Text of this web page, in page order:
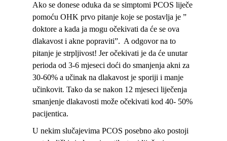
Ako se donese oduka da se simptomi PCOS liječe
pomoću OHK prvo pitanje koje se postavlja je ”
doktore a kada ja mogu očekivati da će se ova
dlakavost i akne popraviti”. A odgovor na to
pitanje je strpljivost! Jer očekivati je da će unutar
perioda od 3-6 mjeseci doći do smanjenja akni za
30-60% a učinak na dlakavost je sporiji i manje
učinkovit. Tako da se nakon 12 mjeseci liječenja
smanjenje dlakavosti može očekivati kod 40- 50%
pacijentica.
U nekim slučajevima PCOS posebno ako postoji